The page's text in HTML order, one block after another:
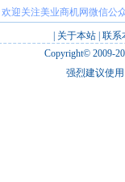
欢迎关注美业商机网微信公
关于本站 联系
Copyright© 2009-
强烈建议使